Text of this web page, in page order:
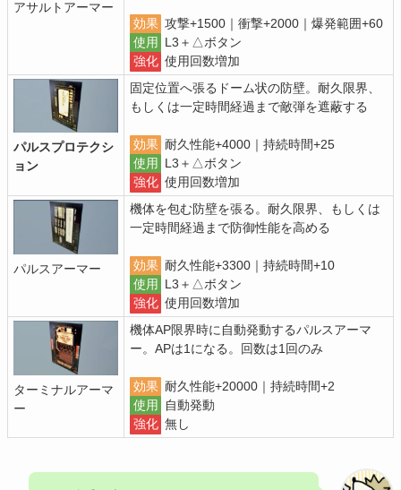
アサルトアーマー
効果 攻撃+1500｜衝撃+2000｜爆発範囲+60
使用
L3＋△ボタン
強化 使用回数増加
パルスプロテクシ
ョン
固定位置へ張るドーム状の防壁。耐久限界、
もしくは一定時間経過まで敵弾を遮蔽する
効果 耐久性能+4000｜持続時間+25
使用
L3＋△ボタン
強化 使用回数増加
パルスアーマー
機体を包む防壁を張る。耐久限界、もしくは
一定時間経過まで防御性能を高める
効果 耐久性能+3300｜持続時間+10
使用
L3＋△ボタン
強化 使用回数増加
ターミナルアーマ
ー
機体AP限界時に自動発動するパルスアーマ
ー。APは1になる。回数は1回のみ
効果 耐久性能+20000｜持続時間+2
使用
自動発動
強化 無し